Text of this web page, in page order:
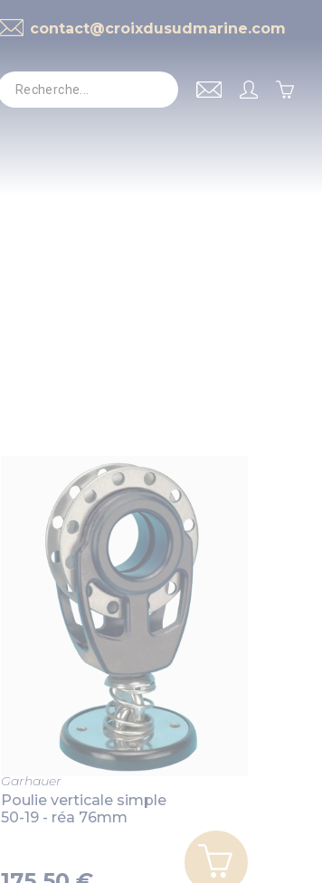
contact@croixdusudmarine.com
Garhauer
Poulie verticale simple
50-19 - réa 76mm